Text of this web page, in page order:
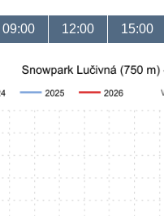
09:00 12:00 15:00